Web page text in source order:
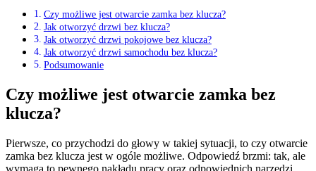
Czy możliwe jest otwarcie zamka bez klucza?
Jak otworzyć drzwi bez klucza?
Jak otworzyć drzwi pokojowe bez klucza?
Jak otworzyć drzwi samochodu bez klucza?
Podsumowanie
Czy możliwe jest otwarcie zamka bez
klucza?
Pierwsze, co przychodzi do głowy w takiej sytuacji, to czy otwarcie
zamka bez klucza jest w ogóle możliwe. Odpowiedź brzmi: tak, ale
wymaga to pewnego nakładu pracy oraz odpowiednich narzędzi.